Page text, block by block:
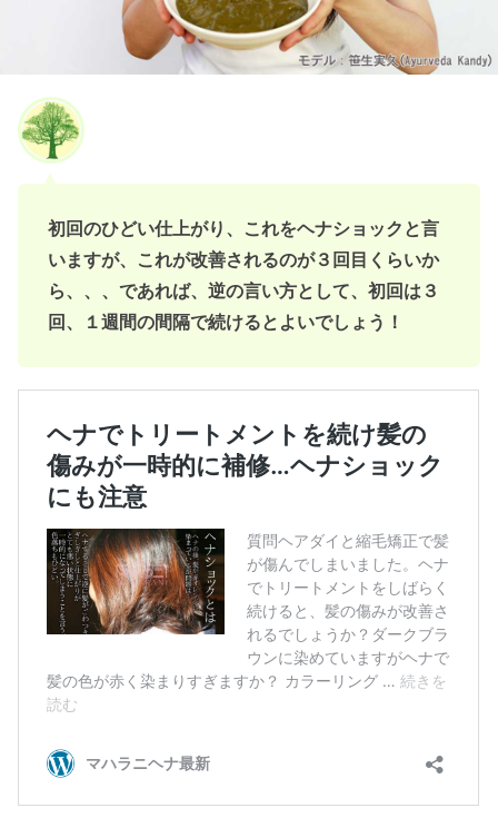
初回のひどい仕上がり、これをヘナショックと言
いますが、これが改善されるのが３回目くらいか
ら、、、であれば、逆の言い方として、初回は３
回、１週間の間隔で続けるとよいでしょう！